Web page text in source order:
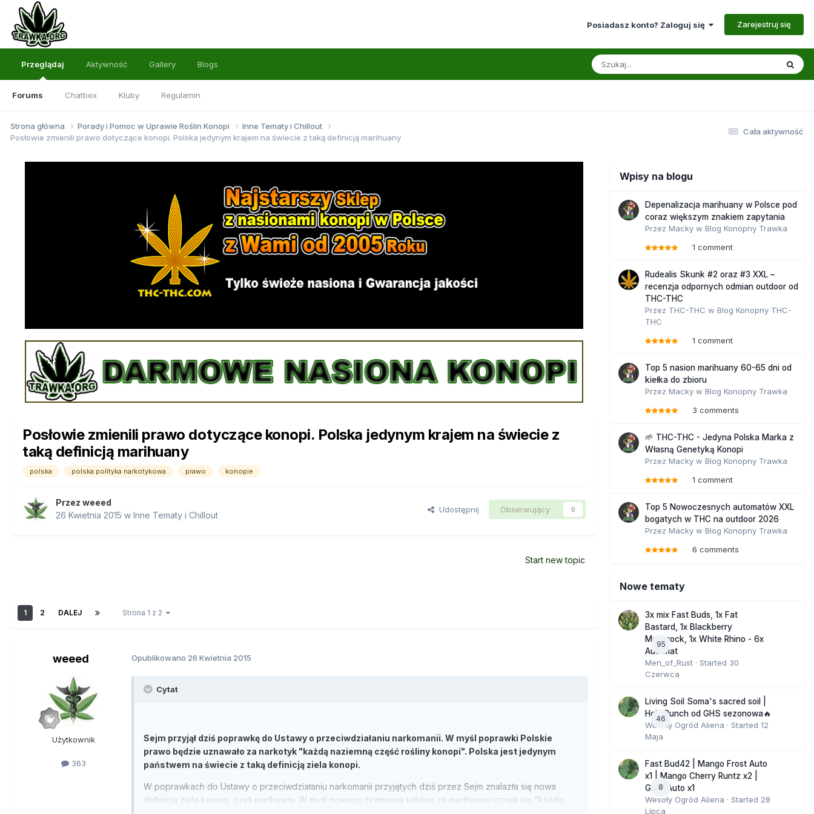
Posiadasz konto? Zaloguj się Zarejestruj się
Przeglądaj
Forums Chatbox Kluby Regulamin
Aktywność Gallery Blogs
Cała aktywność
Strona główna Porady i Pomoc w Uprawie Roślin Konopi
Inne Tematy i Chillout
Posłowie zmienili prawo dotyczące konopi. Polska jedynym krajem na świecie z taką definicją marihuany
Posłowie zmienili prawo dotyczące konopi. Polska jedynym krajem na świecie z
taką definicją marihuany
polska polska polityka narkotykowa prawo konopie
Przez weeed
26 Kwietnia 2015 w Inne Tematy i Chillout
Udostępnij Obserwujący 0
Start new topic
1 2 DALEJ Strona 1 z 2
weeed
Użytkownik
363
Opublikowano 26 Kwietnia 2015
Cytat
Sejm przyjął dziś poprawkę do Ustawy o przeciwdziałaniu narkomanii. W myśl poprawki Polskie
prawo będzie uznawało za narkotyk "każdą naziemną część rośliny konopi". Polska jest jedynym
państwem na świecie z taką definicją ziela konopi.
W poprawkach do Ustawy o przeciwdziałaniu narkomanii przyjętych dziś przez Sejm znalazła się nowa
definicja ziela konopi, czyli marihuany. W myśl nowego brzmienia ustawy za marihuanę uznaje się "każdą
Wpisy na blogu
Depenalizacja marihuany w Polsce pod
coraz większym znakiem zapytania
Przez Macky w Blog Konopny Trawka
1 comment
Rudealis Skunk #2 oraz #3 XXL –
recenzja odpornych odmian outdoor od
THC-THC
Przez THC-THC w Blog Konopny THC-
THC
1 comment
Top 5 nasion marihuany 60-65 dni od
kiełka do zbioru
Przez Macky w Blog Konopny Trawka
3 comments
🌱 THC-THC - Jedyna Polska Marka z
Własną Genetyką Konopi
Przez Macky w Blog Konopny Trawka
1 comment
Top 5 Nowoczesnych automatów XXL
bogatych w THC na outdoor 2026
Przez Macky w Blog Konopny Trawka
6 comments
Nowe tematy
95
3x mix Fast Buds, 1x Fat
Bastard, 1x Blackberry
Moonrock, 1x White Rhino - 6x
Automat
Men_of_Rust · Started 30
Czerwca
46
Living Soil Soma's sacred soil |
Holy Punch od GHS sezonowa🔥
Wesoły Ogród Aliena · Started 12
Maja
8
Fast Bud42 | Mango Frost Auto
x1 | Mango Cherry Runtz x2 |
GMO Auto x1
Wesoły Ogród Aliena · Started 28
Lipca